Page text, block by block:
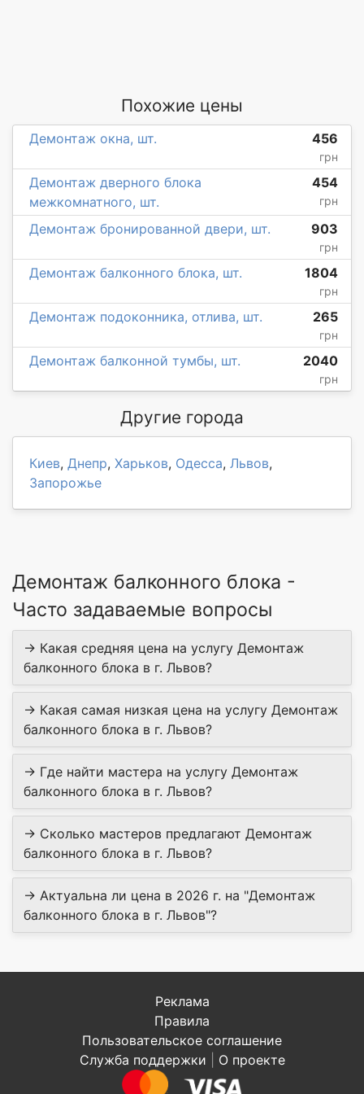
Похожие цены
Демонтаж окна, шт. 456
грн
Демонтаж дверного блока
межкомнатного, шт.
454
грн
Демонтаж бронированной двери, шт. 903
грн
Демонтаж балконного блока, шт. 1804
грн
Демонтаж подоконника, отлива, шт. 265
грн
Демонтаж балконной тумбы, шт. 2040
грн
Другие города
Киев, Днепр, Харьков, Одесса, Львов,
Запорожье
Демонтаж балконного блока -
Часто задаваемые вопросы
→ Какая средняя цена на услугу Демонтаж
балконного блока в г. Львов?
→ Какая самая низкая цена на услугу Демонтаж
балконного блока в г. Львов?
→ Где найти мастера на услугу Демонтаж
балконного блока в г. Львов?
→ Сколько мастеров предлагают Демонтаж
балконного блока в г. Львов?
→ Актуальна ли цена в 2026 г. на "Демонтаж
балконного блока в г. Львов"?
Реклама
Правила
Пользовательское соглашение
Служба поддержки
О проекте